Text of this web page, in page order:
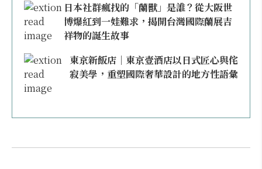
日本社群瘋找的「蘭獸」是誰？從大阪世
博爆紅到一娃難求，揭開台灣國際蘭展吉
祥物的誕生故事
東京新飯店｜東京壹酒店以日式匠心與侘
寂美學，重塑國際奢華設計的地方性語彙